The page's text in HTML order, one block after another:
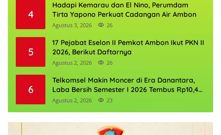
4
Hadapi Kemarau dan El Nino, Perumdam
Tirta Yapono Perkuat Cadangan Air Ambon
Agustus 3, 2026 26
5
17 Pejabat Eselon II Pemkot Ambon Ikut PKN II
2026, Berikut Daftarnya
Agustus 2, 2026 26
6
Telkomsel Makin Moncer di Era Danantara,
Laba Bersih Semester I 2026 Tembus Rp10,4
Triliun
Agustus 2, 2026 23